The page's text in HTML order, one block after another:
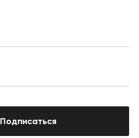
Подписаться